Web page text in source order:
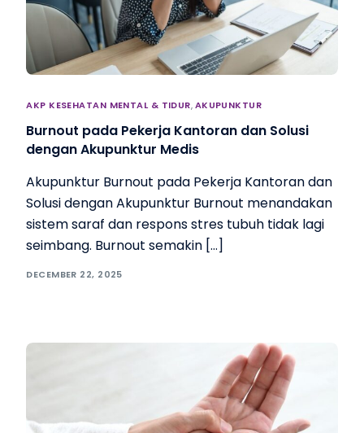
AKP KESEHATAN MENTAL & TIDUR,AKUPUNKTUR
Burnout pada Pekerja Kantoran dan Solusi
dengan Akupunktur Medis
Akupunktur Burnout pada Pekerja Kantoran dan
Solusi dengan Akupunktur Burnout menandakan
sistem saraf dan respons stres tubuh tidak lagi
seimbang. Burnout semakin […]
DECEMBER 22, 2025